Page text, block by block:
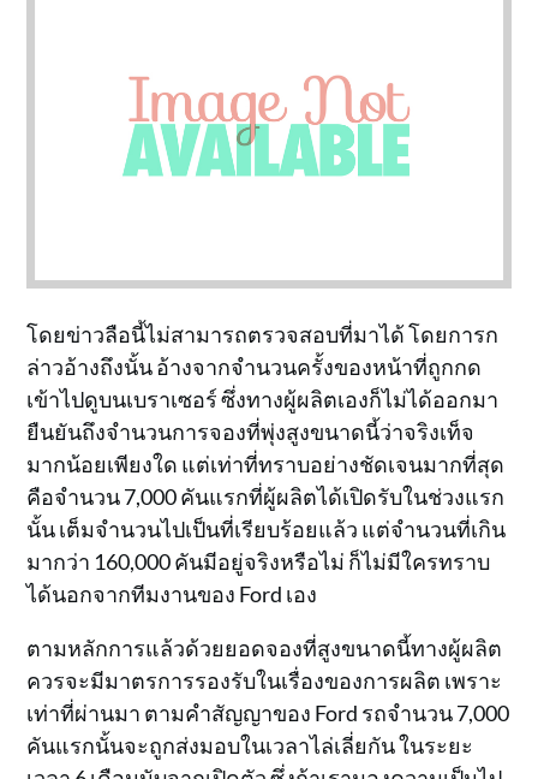
โดยข่าวลือนี้ไม่สามารถตรวจสอบที่มาได้ โดยการก
ล่าวอ้างถึงนั้น อ้างจากจำนวนครั้งของหน้าที่ถูกกด
เข้าไปดูบนเบราเซอร์ ซึ่งทางผู้ผลิตเองก็ไม่ได้ออกมา
ยืนยันถึงจำนวนการจองที่พุ่งสูงขนาดนี้ว่าจริงเท็จ
มากน้อยเพียงใด แต่เท่าที่ทราบอย่างชัดเจนมากที่สุด
คือจำนวน 7,000 คันแรกที่ผู้ผลิตได้เปิดรับในช่วงแรก
นั้น เต็มจำนวนไปเป็นที่เรียบร้อยแล้ว แต่จำนวนที่เกิน
มากว่า 160,000 คันมีอยู่จริงหรือไม่ ก็ไม่มีใครทราบ
ได้นอกจากทีมงานของ Ford เอง
ตามหลักการแล้วด้วยยอดจองที่สูงขนาดนี้ทางผู้ผลิต
ควรจะมีมาตรการรองรับในเรื่องของการผลิต เพราะ
เท่าที่ผ่านมา ตามคำสัญญาของ Ford รถจำนวน 7,000
คันแรกนั้นจะถูกส่งมอบในเวลาไล่เลี่ยกัน ในระยะ